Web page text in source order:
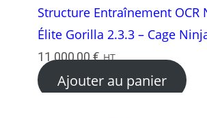
Structure Entraînement OCR
Élite Gorilla 2.3.3 – Cage
11 000,00€ HT
Ajouter au panier